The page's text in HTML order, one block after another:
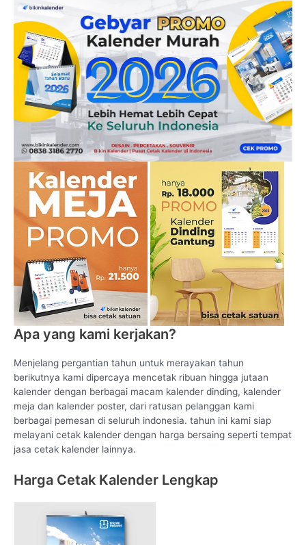
Apa yang kami kerjakan?
Menjelang pergantian tahun untuk merayakan tahun
berikutnya kami dipercaya mencetak ribuan hingga jutaan
kalender dengan berbagai macam kalender dinding, kalender
meja dan kalender poster, dari ratusan pelanggan kami
berbagai pemesan di seluruh indonesia. tahun ini kami siap
melayani cetak kalender dengan harga bersaing seperti tempat
jasa cetak kalender lainnya.
Harga Cetak Kalender Lengkap